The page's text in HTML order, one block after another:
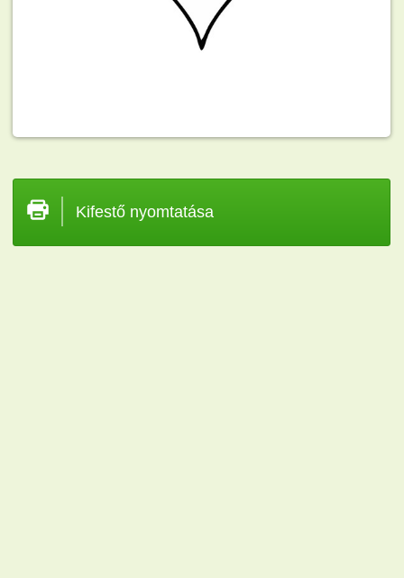
Kifestő nyomtatása